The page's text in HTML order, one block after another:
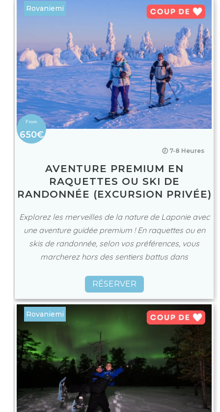
Rovaniemi
650€
🕖 7-8 Heures
AVENTURE PREMIUM EN
RAQUETTES OU SKI DE
RANDONNÉE (EXCURSION PRIVÉE)
Explorez les merveilles de la nature de Laponie avec
une aventure guidée premium ! En raquettes ou en
skis de randonnée, selon vos préférences, vous
marcherez hors des sentiers battus dans
RÉSERVER
Rovaniemi